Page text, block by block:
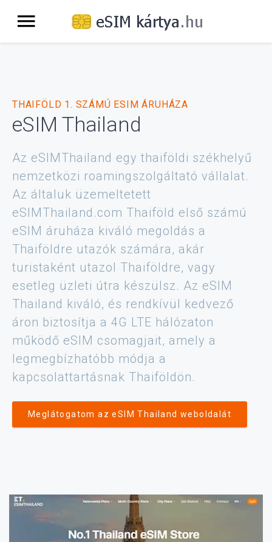
THAIFÖLD 1. SZÁMÚ ESIM ÁRUHÁZA
eSIM Thailand
Az eSIMThailand egy thaiföldi székhelyű
nemzetközi roamingszolgáltató vállalat.
Az általuk üzemeltetett
eSIMThailand.com Thaiföld első számú
eSIM áruháza kiváló megoldás a
Thaiföldre utazók számára, akár
turistaként utazol Thaiföldre, vagy
esetleg üzleti útra készülsz. Az eSIM
Thailand kiváló, és rendkívül kedvező
áron biztosítja a 4G LTE hálózaton
működő eSIM csomagjait, amely a
legmegbízhatóbb módja a
kapcsolattartásnak Thaiföldön.
Meglátogatom az eSIM Thailand weboldalát